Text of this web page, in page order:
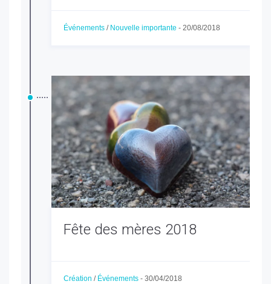
Événements / Nouvelle importante - 20/08/2018
Fête des mères 2018
Création / Événements - 30/04/2018